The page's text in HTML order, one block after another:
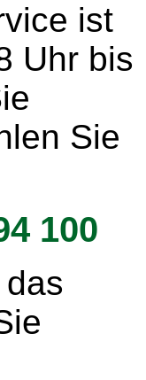
ist
Uhr bis
Sie
100